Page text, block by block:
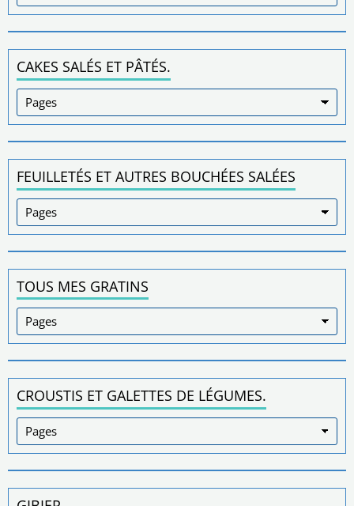
CAKES SALÉS ET PÂTÉS.
FEUILLETÉS ET AUTRES BOUCHÉES SALÉES
TOUS MES GRATINS
CROUSTIS ET GALETTES DE LÉGUMES.